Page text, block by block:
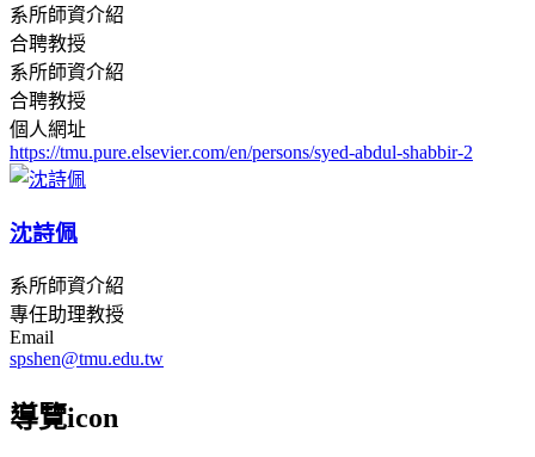
系所師資介紹
合聘教授
系所師資介紹
合聘教授
個人網址
https://tmu.pure.elsevier.com/en/persons/syed-abdul-shabbir-2
沈詩佩
系所師資介紹
專任助理教授
Email
spshen@tmu.edu.tw
導覽icon